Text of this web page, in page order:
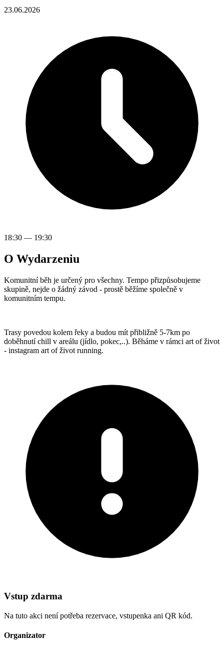
23.06.2026
18:30 — 19:30
O Wydarzeniu
Komunitní běh je určený pro všechny. Tempo přizpůsobujeme
skupině, nejde o žádný závod - prostě běžíme společně v
komunitním tempu.
Trasy povedou kolem řeky a budou mít přibližně 5-7km po
doběhnutí chill v areálu (jídlo, pokec,..). Běháme v rámci art of život
- instagram art of život running.
Vstup zdarma
Na tuto akci není potřeba rezervace, vstupenka ani QR kód.
Organizator